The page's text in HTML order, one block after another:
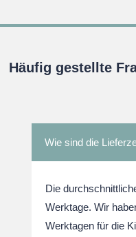
Häufig gestellte
Wie sind die
Die
Werktage. Wir
Werktagen für die